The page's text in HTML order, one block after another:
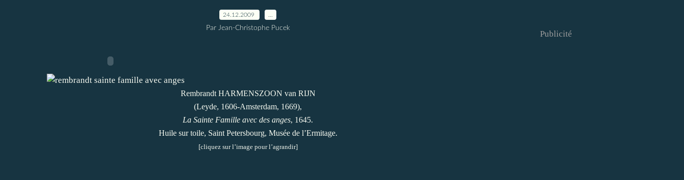
24.12.2009
Par Jean-Christophe Pucek
Rembrandt HARMENSZOON van RIJN
(Leyde, 1606-Amsterdam, 1669),
La Sainte Famille avec des anges, 1645.
Huile sur toile, Saint Petersbourg, Musée de l’Ermitage.
[cliquez sur l’image pour l’agrandir]
Publicité